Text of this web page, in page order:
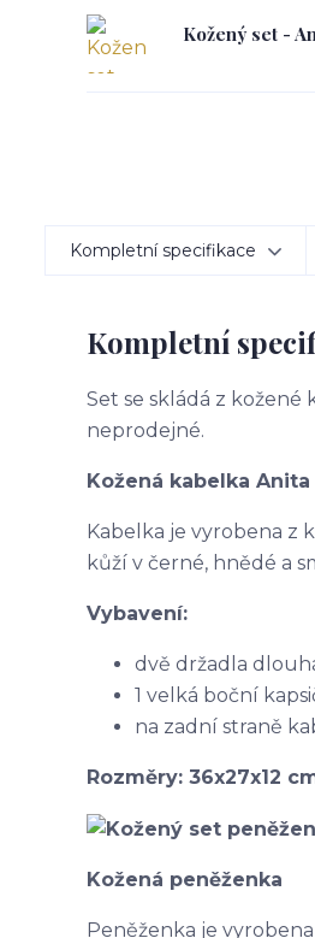
Kožený set -
Kompletní specifikace
Kompletní
Set se skládá z
neprodejné.
Kožená kabelka Anita
Kabelka je vyrobena z
kůží v černé, hnědé a
Vybavení:
dvě držadla
1 velká boční
na zadní straně
Rozměry: 36x27x12
Kožená peněženka
Peněženka je